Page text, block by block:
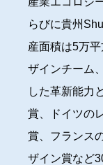
らびに貴州
産面積は5万
ザインチーム
した革新能力
賞、ドイツの
賞、フランス
ザイン賞など